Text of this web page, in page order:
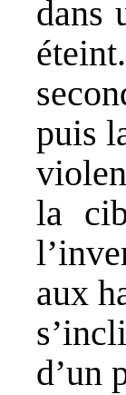
dans
puis
la
aux
d’un